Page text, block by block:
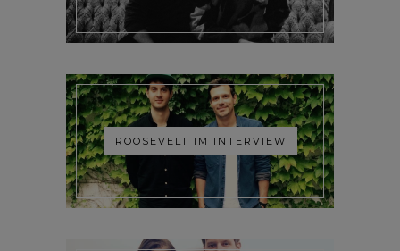
ROOSEVELT IM INTERVIEW